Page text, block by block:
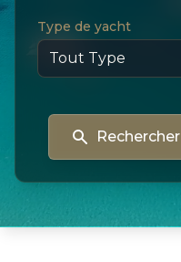
Type de yacht
Rechercher